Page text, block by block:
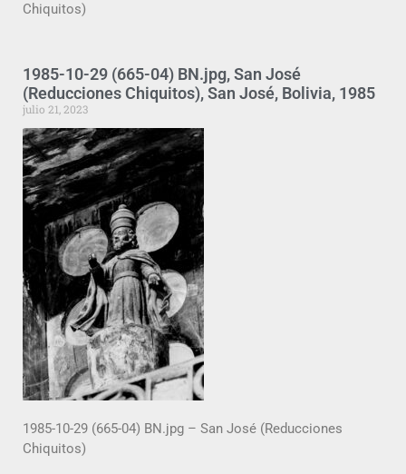
Chiquitos)
1985-10-29 (665-04) BN.jpg, San José
(Reducciones Chiquitos), San José, Bolivia, 1985
julio 21, 2023
1985-10-29 (665-04) BN.jpg – San José (Reducciones
Chiquitos)